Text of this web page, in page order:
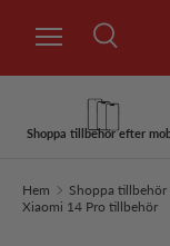
Hoppa till innehåll
Sök
Shoppa tillbehör efter
Hem Shoppa tillbehör
Xiaomi 14 Pro tillbehör